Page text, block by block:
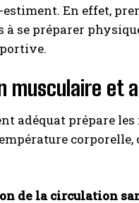
estiment. En effet,
à se préparer
musculaire et
adéquat prépare
corporelle,
de la circulation